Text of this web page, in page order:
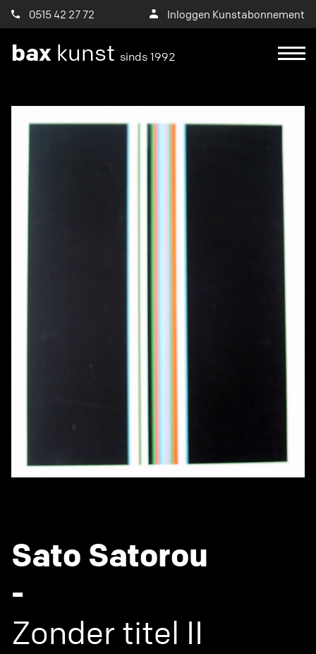
0515 42 27 72 Inloggen Kunstabonnement
bax kunst sinds 1992
Sato Satorou
-
Zonder titel II